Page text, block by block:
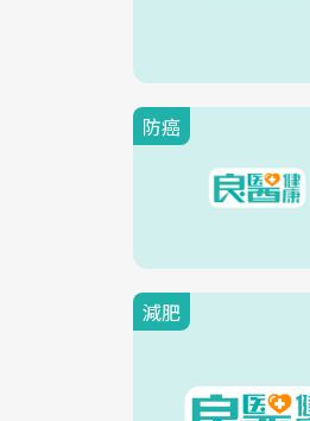
防癌
減肥